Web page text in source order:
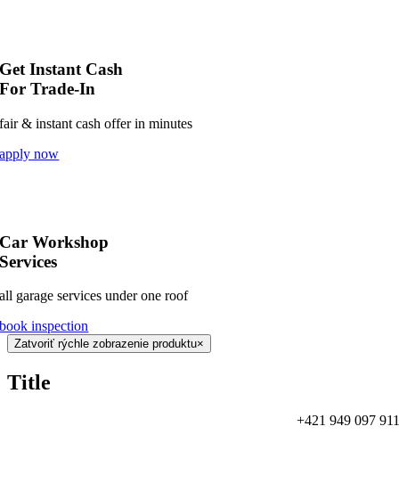
Get Instant Cash
For Trade-In
fair & instant cash offer in minutes
apply now
Car Workshop
Services
all garage services under one roof
book inspection
Zatvoriť rýchle zobrazenie produktu×
Title
+421 949 097 911